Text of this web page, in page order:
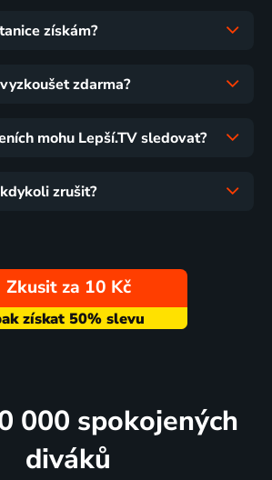
získám?
zdarma?
mohu Lepší.TV sledovat?
zrušit?
Zkusit za 10 Kč
000 spokojených
diváků